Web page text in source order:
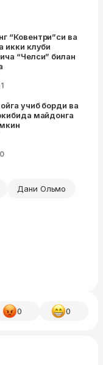
“Ковентри”си ва
икки клуби
“Челси” билан
1
учиб борди ва
майдонга
0
Дани Ольмо
0 0